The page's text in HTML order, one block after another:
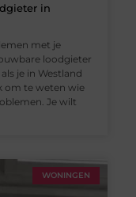
in
met je
loodgieter
je in Westland
om te weten wie
Je wilt
WONINGEN